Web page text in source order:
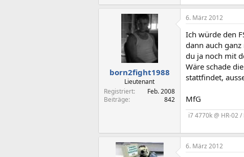
born2fight1988
Lieutenant
Registriert
Feb. 2008
Beiträge
842
6. März 2012
Ich würde den
dann auch
du ja noch mit
Wäre schade
stattfindet,
MfG
i7 4770k @ HR-02
6. März 2012